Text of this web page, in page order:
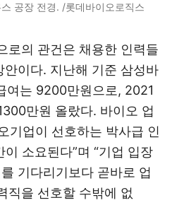
공장 전경. /롯데바이오로직스
로의 관건은 채용한 인력들
이다. 지난해 기준 삼성바
여는 9200만원으로, 2021
만원 올랐다. 바이오 업
기업이 선호하는 박사급 인
소요된다”며 “기업 입장
기다리기보다 곧바로 업
직을 선호할 수밖에 없